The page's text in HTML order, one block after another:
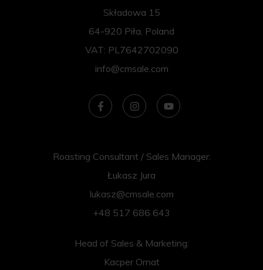
Składowa 15
64-920 Piła, Poland
VAT: PL7642702090
info@cmsale.com
Roasting Consultant / Sales Manager:
Łukasz Jura
lukasz@cmsale.com
+48 517 686 643
Head of Sales & Marketing:
Kacper Ornat